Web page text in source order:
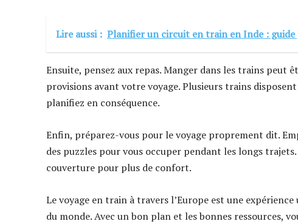
Lire aussi : Planifier un circuit en train en Inde :
Ensuite, pensez aux repas. Manger dans les trains peut
provisions avant votre voyage. Plusieurs trains
planifiez en conséquence.
Enfin, préparez-vous pour le voyage proprement dit.
des puzzles pour vous occuper pendant les longs
couverture pour plus de confort.
Le voyage en train à travers l’Europe est une
du monde. Avec un bon plan et les bonnes ressources,